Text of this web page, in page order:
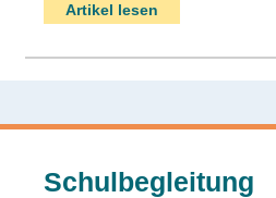
Artikel lesen
Schulbegleitung